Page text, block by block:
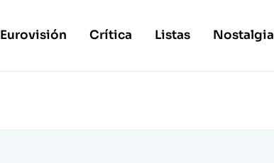
Eurovisión Crítica Listas Nostalgia